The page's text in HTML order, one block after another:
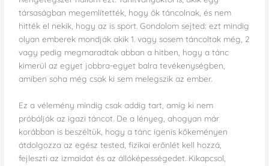
társaságban megemlítették, hogy ők táncolnak, és nem
hitték el nekik, hogy az is sport. Gondolom sejted: ezt mindig
olyan emberek mondják akik 1. vagy sosem táncoltak még, 2
vagy pedig megmaradtak abban a hitben, hogy a tánc
kimerül az egyet jobbra-egyet balra tevékenységben,
amiben soha még csak ki sem melegszik az ember.
Ez a vélemény mindig csak addig tart, amíg ki nem
próbálják az igazi táncot. De a lényeg, ahogyan már
korábban is beszéltük, hogy a tánc igenis kőkeményen
átdolgozza az egész tested, fizikai erőnlét kell hozzá,
fejleszti az izmaidat és az állóképességedet. Kikapcsol,